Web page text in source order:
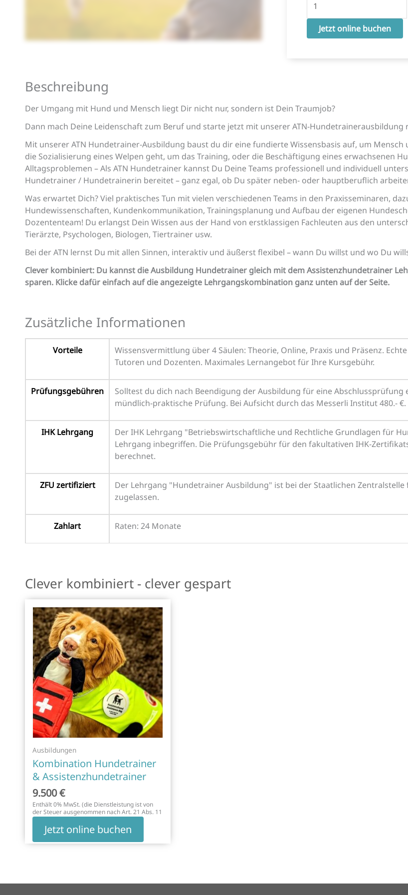
Jetzt online buchen
Beschreibung
Der Umgang mit Hund und Mensch liegt Dir nicht nur, sondern ist Dein Traumjob?
Dann mach Deine Leidenschaft zum Beruf und starte jetzt mit unserer ATN-Hundetrainerausbildung
Mit unserer ATN Hundetrainer-Ausbildung baust du dir eine fundierte Wissensbasis auf, um
die Sozialisierung eines Welpen geht, um das Training, oder die Beschäftigung eines erwachsenen
Alltagsproblemen – Als ATN Hundetrainer kannst Du Deine Teams professionell und individuell
Hundetrainer / Hundetrainerin bereitet – ganz egal, ob Du später neben- oder hauptberuflich
Was erwartet Dich? Viel praktisches Tun mit vielen verschiedenen Teams in den Praxisseminaren,
Hundewissenschaften, Kundenkommunikation, Trainingsplanung und Aufbau der eigenen
Dozententeam! Du erlangst Dein Wissen aus der Hand von erstklassigen Fachleuten aus den
Tierärzte, Psychologen, Biologen, Tiertrainer usw.
Bei der ATN lernst Du mit allen Sinnen, interaktiv und äußerst flexibel – wann Du willst und wo Du
Clever kombiniert: Du kannst die Ausbildung Hundetrainer gleich mit dem Assistenzhundetrainer
sparen. Klicke dafür einfach auf die angezeigte Lehrgangskombination ganz unten auf der Seite.
Zusätzliche Informationen
Vorteile
Wissensvermittlung über 4 Säulen: Theorie, Online, Praxis und Präsenz.
Tutoren und Dozenten. Maximales Lernangebot für Ihre Kursgebühr.
Prüfungsgebühren
Solltest du dich nach Beendigung der Ausbildung für eine
mündlich-praktische Prüfung. Bei Aufsicht durch das Messerli Institut 480.-
IHK Lehrgang
Der IHK Lehrgang "Betriebswirtschaftliche und Rechtliche Grundlagen für
Lehrgang inbegriffen. Die Prüfungsgebühr für den fakultativen IHK-
berechnet.
ZFU zertifiziert
Der Lehrgang "Hundetrainer Ausbildung" ist bei der Staatlichen
zugelassen.
Zahlart Raten: 24 Monate
Clever kombiniert - clever gespart
Ausbildungen
Kombination Hundetrainer
& Assistenzhundetrainer
9.500€
Enthält 0% MwSt. (die Dienstleistung ist von
der Steuer ausgenommen nach Art. 21 Abs. 11
MWSTG)
Jetzt online buchen
Dieses
Produkt
weist
mehrere
Varianten
auf.
Die
Optionen
können
auf
der
Produktseite
werden